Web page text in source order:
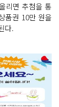
리면 추첨을 통
품권 10만 원을
다.